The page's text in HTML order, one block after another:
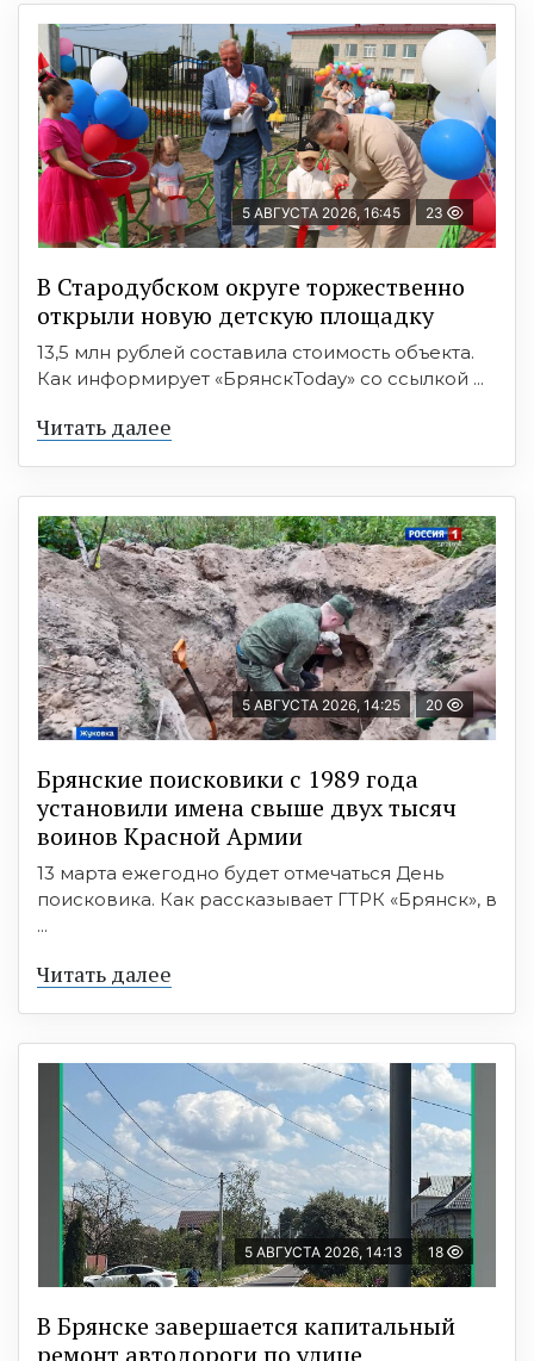
5 АВГУСТА 2026, 16:45 23
В Стародубском округе торжественно
открыли новую детскую площадку
13,5 млн рублей составила стоимость объекта.
Как информирует «БрянскToday» со ссылкой ...
Читать далее
5 АВГУСТА 2026, 14:25 20
Брянские поисковики с 1989 года
установили имена свыше двух тысяч
воинов Красной Армии
13 марта ежегодно будет отмечаться День
поисковика. Как рассказывает ГТРК «Брянск», в
...
Читать далее
5 АВГУСТА 2026, 14:13 18
В Брянске завершается капитальный
ремонт автодороги по улице